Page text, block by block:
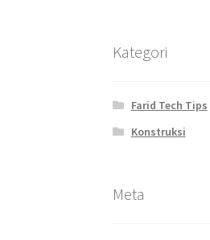
Kategori
Farid Tech Tips
Konstruksi
Meta